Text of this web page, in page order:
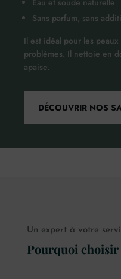
Eau et soude naturelle
Sans parfum, sans
Il est idéal pour les
problèmes. Il nettoie en
apaise.
DÉCOUVRIR NOS
Un expert à votre
Pourquoi